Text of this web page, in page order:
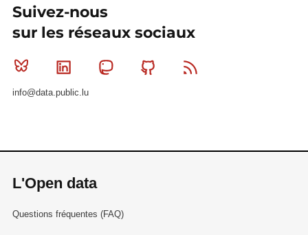
Suivez-nous
sur les réseaux sociaux
Bluesky Linkedin MastodonGithub
info@data.public.lu
L'Open data
Questions fréquentes (FAQ)